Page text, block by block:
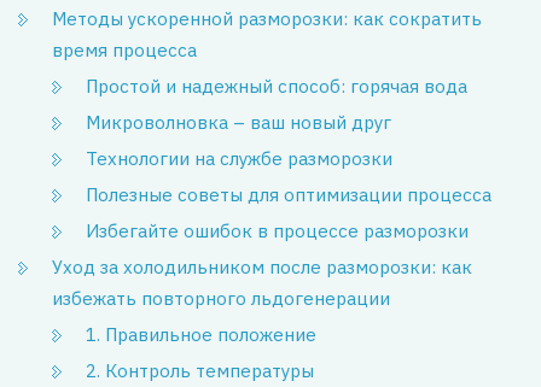
Методы ускоренной разморозки: как сократить
время процесса
Простой и надежный способ: горячая вода
Микроволновка – ваш новый друг
Технологии на службе разморозки
Полезные советы для оптимизации процесса
Избегайте ошибок в процессе разморозки
Уход за холодильником после разморозки: как
избежать повторного льдогенерации
1. Правильное положение
2. Контроль температуры